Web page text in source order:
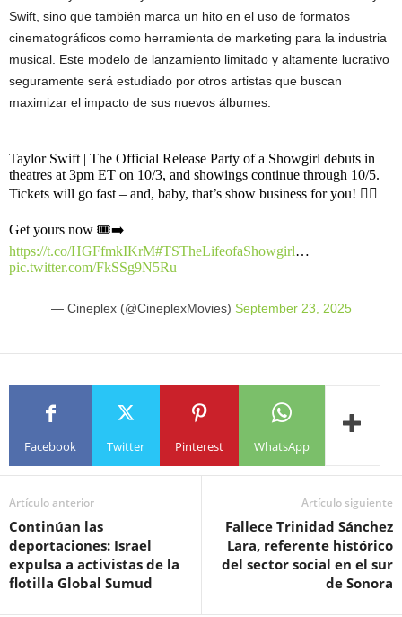
Swift, sino que también marca un hito en el uso de formatos
cinematográficos como herramienta de marketing para la industria
musical. Este modelo de lanzamiento limitado y altamente lucrativo
seguramente será estudiado por otros artistas que buscan
maximizar el impacto de sus nuevos álbumes.
Taylor Swift | The Official Release Party of a Showgirl debuts in
theatres at 3pm ET on 10/3, and showings continue through 10/5.
Tickets will go fast – and, baby, that’s show business for you! ❤️‍🔥
Get yours now 🎟️➡️
https://t.co/HGFfmkIKrM#TSTheLifeofaShowgirl…
pic.twitter.com/FkSSg9N5Ru
— Cineplex (@CineplexMovies) September 23, 2025
Facebook Twitter Pinterest WhatsApp
Artículo anterior
Continúan las
deportaciones: Israel
expulsa a activistas de la
flotilla Global Sumud
Artículo siguiente
Fallece Trinidad Sánchez
Lara, referente histórico
del sector social en el sur
de Sonora